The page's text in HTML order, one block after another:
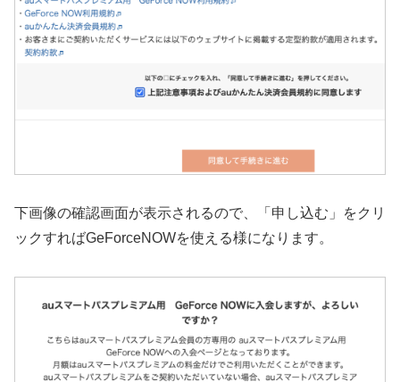
下画像の確認画面が表示されるので、「申し込む」をクリ
ックすればGeForceNOWを使える様になります。